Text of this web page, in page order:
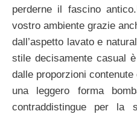
perderne il fascino
vostro ambiente grazie
dall’aspetto lavato e
stile decisamente casual
dalle proporzioni
una leggero forma
contraddistingue per la